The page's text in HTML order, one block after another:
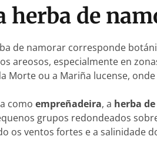
herba de
de namorar corresponde
areosos, especialmente en
Morte ou a Mariña lucense,
como empreñadeira, a herba
grupos redondeados
os ventos fortes e a salinidade